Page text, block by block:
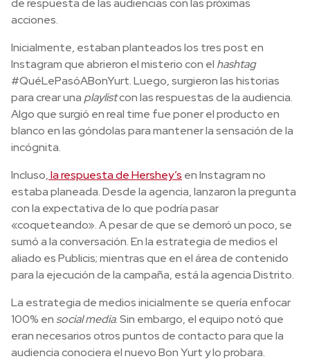
de respuesta de las audiencias con las próximas
acciones.
Inicialmente, estaban planteados los tres post en
Instagram que abrieron el misterio con el hashtag
#QuéLePasóABonYurt. Luego, surgieron las historias
para crear una playlistcon las respuestas de la audiencia.
Algo que surgió en real time fue poner el producto en
blanco en las góndolas para mantener la sensación de la
incógnita.
Incluso,la respuesta de Hershey’s en Instagram no
estaba planeada. Desde la agencia, lanzaron la pregunta
con la expectativa de lo que podría pasar
«coqueteando». A pesar de que se demoró un poco, se
sumó a la conversación.En la estrategia de medios el
aliado es Publicis; mientras que en el área de contenido
para la ejecución de la campaña, está la agencia Distrito.
La estrategia de mediosinicialmente se quería enfocar
100% ensocial media. Sin embargo, el equipo notó que
eran necesarios otros puntos de contacto para que la
audiencia conociera el nuevo Bon Yurt y lo probara.